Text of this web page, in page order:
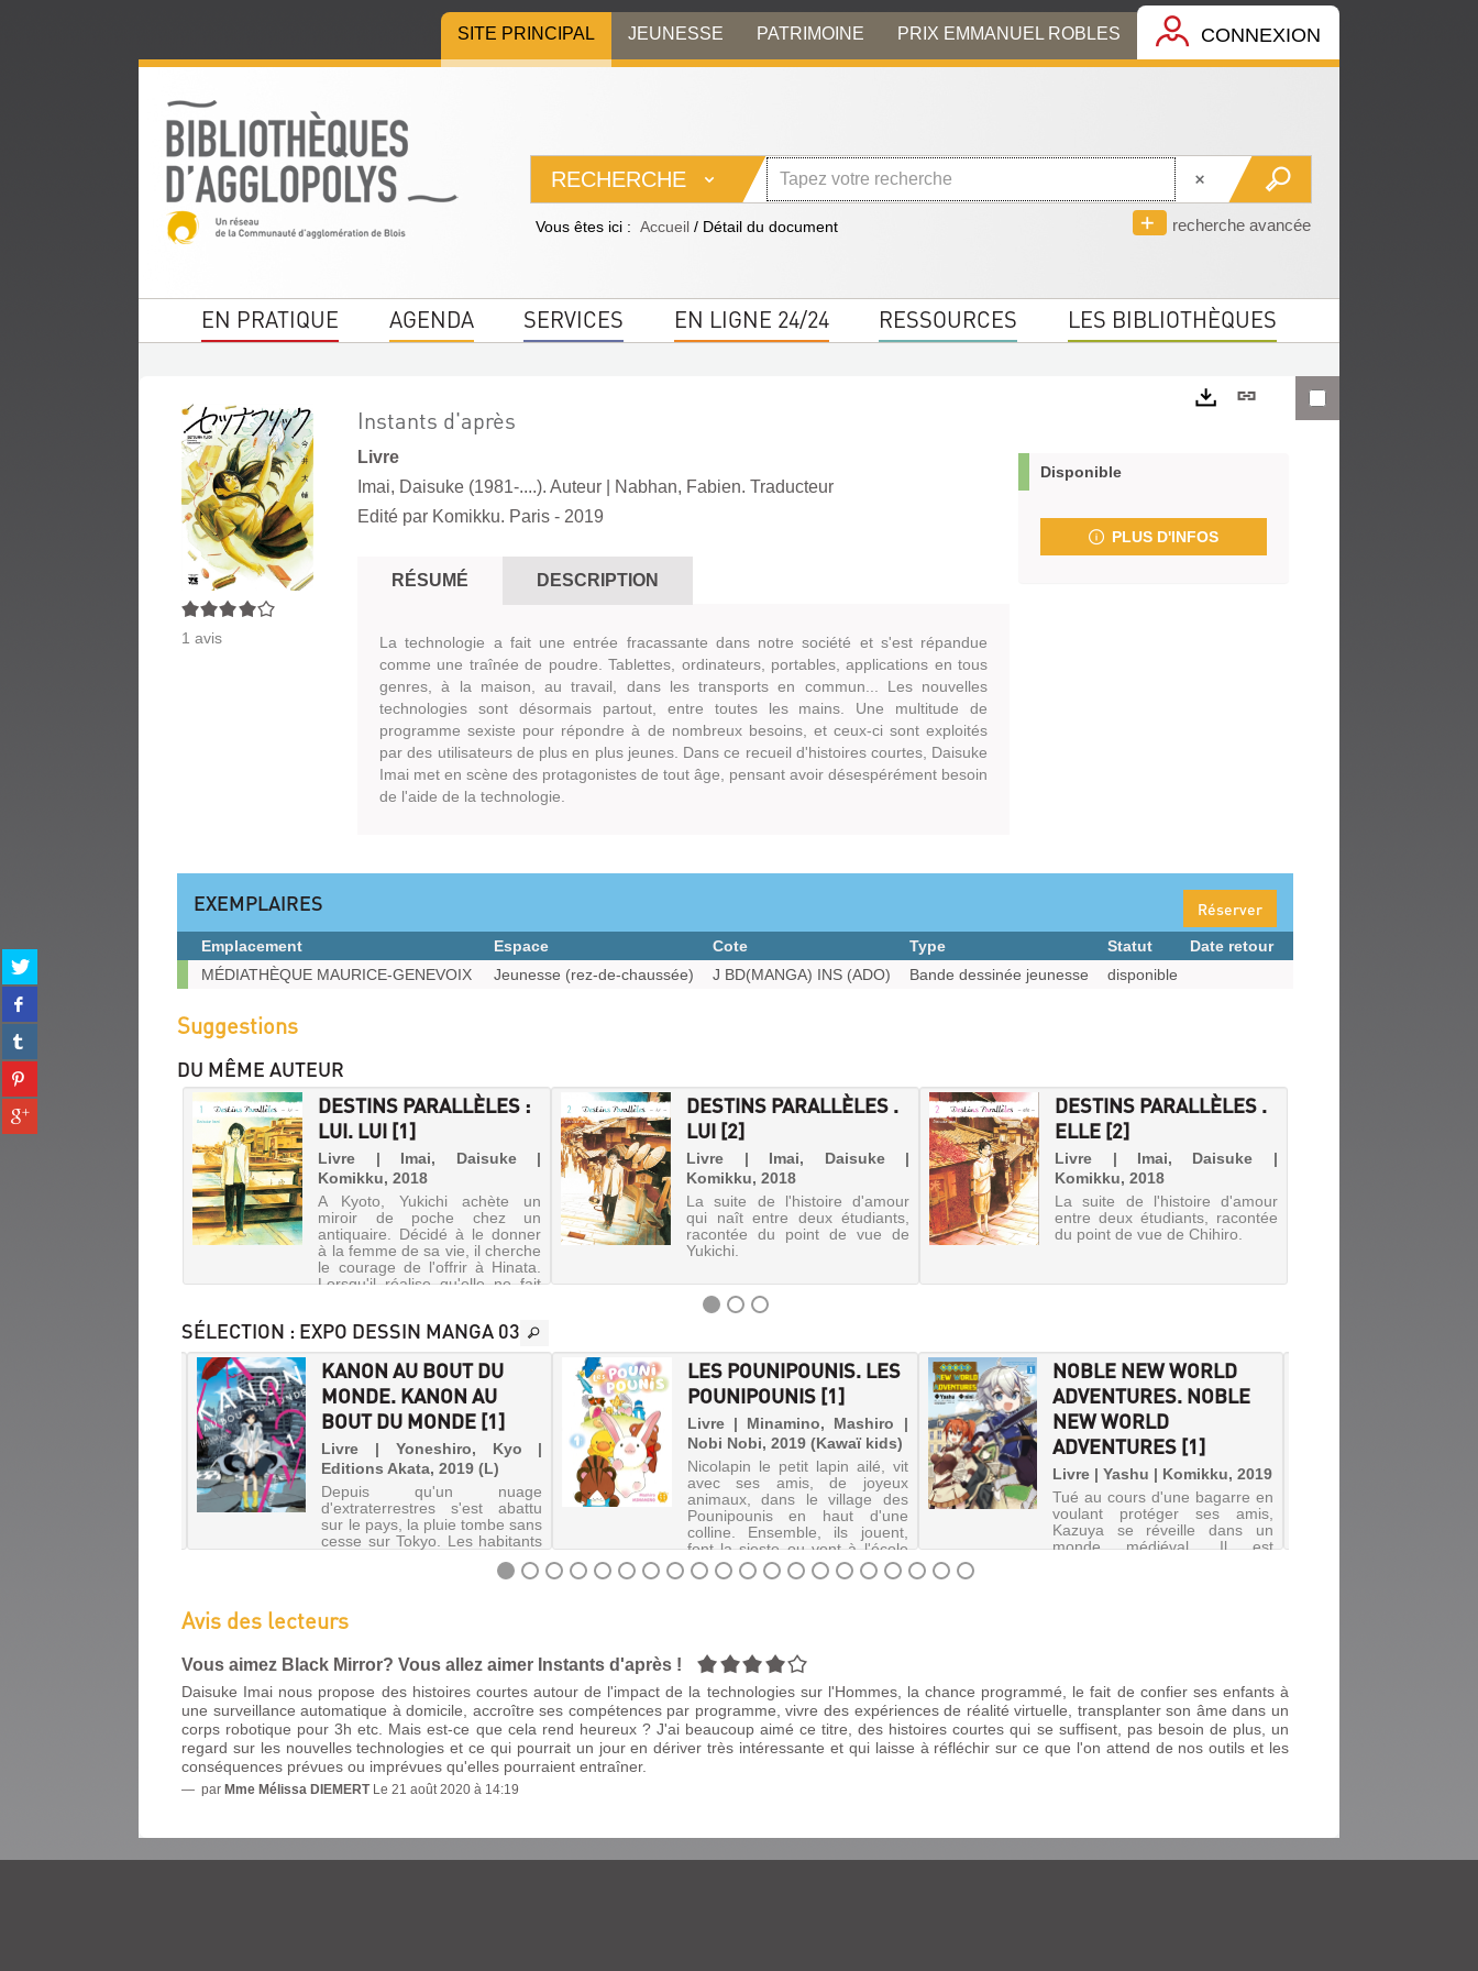
menu
contenu
la
SITE PRINCIPAL JEUNESSE PATRIMOINE PRIX EMMANUEL ROBLES CONNEXION
RECHERCHE
recherche avancée
Vous êtes ici : Accueil / Détail du document
EN PRATIQUE AGENDA SERVICES EN LIGNE 24/24 RESSOURCES LES BIBLIOTHÈQUES
Partager
sur
twitter
(Nouvelle
fenêtre)
Partager
sur
facebook
(Nouvelle
fenêtre)
Partager
sur
tumblr
(Nouvelle
fenêtre)
Partager
sur
pinterest
(Nouvelle
Partager
sur
4/5
1 avis
Instants d'après
Livre
Imai, Daisuke (1981-....). Auteur
Nabhan, Fabien. Traducteur
Edité par Komikku. Paris - 2019
RÉSUMÉ DESCRIPTION
La technologie a fait une entrée fracassante dans notre société et s'est répandue
comme une traînée de poudre. Tablettes, ordinateurs, portables, applications en tous
genres, à la maison, au travail, dans les transports en commun... Les nouvelles
technologies sont désormais partout, entre toutes les mains. Une multitude de
programme sexiste pour répondre à de nombreux besoins, et ceux-ci sont exploités
par des utilisateurs de plus en plus jeunes. Dans ce recueil d'histoires courtes, Daisuke
Imai met en scène des protagonistes de tout âge, pensant avoir désespérément besoin
de l'aide de la technologie.
Lien
Disponible
PLUS D'INFOS
EXEMPLAIRES Réserver
Exemplaires
Emplacement Espace Cote Type Statut
Date retour
MÉDIATHÈQUE MAURICE-GENEVOIX
Jeunesse (rez-de-chaussée) J BD(MANGA) INS (ADO) Bande dessinée jeunesse disponible
Suggestions
DU MÊME AUTEUR
DESTINS PARALLÈLES .
LUI [2]
Livre | Imai, Daisuke |
Komikku, 2018
La suite de l'histoire d'amour
qui naît entre deux étudiants,
racontée du point de vue de
Yukichi.
DESTINS PARALLÈLES .
ELLE [2]
Livre | Imai, Daisuke |
Komikku, 2018
La suite de l'histoire d'amour
entre deux étudiants, racontée
du point de vue de Chihiro.
DESTINS PARALLÈLES :
LUI. LUI [1]
Livre | Imai, Daisuke |
Komikku, 2018
A Kyoto, Yukichi achète un
miroir de poche chez un
antiquaire. Décidé à le donner
à la femme de sa vie, il cherche
le courage de l'offrir à Hinata.
Lorsqu'il réalise qu'elle ne fait
DESTINS
PARALLÈLES
.
LUI
Livre
Daisuke
|
2018
La
suite
de
l'histoire
d'amour
qui
naît
étudiants,
racontée
SÉLECTION : EXPO DESSIN MANGA 03
LES POUNIPOUNIS. LES
POUNIPOUNIS [1]
Livre | Minamino, Mashiro |
Nobi Nobi, 2019 (Kawaï kids)
Nicolapin le petit lapin ailé, vit
avec ses amis, de joyeux
animaux, dans le village des
Pounipounis en haut d'une
colline. Ensemble, ils jouent,
font la sieste ou vont à l'école
et vivent mille aventures.
©Electre 2020
NOBLE NEW WORLD
ADVENTURES. NOBLE
NEW WORLD
ADVENTURES [1]
Livre | Yashu | Komikku, 2019
Tué au cours d'une bagarre en
voulant protéger ses amis,
Kazuya se réveille dans un
monde médiéval. Il est
KANON AU BOUT DU
MONDE. KANON AU
BOUT DU MONDE [1]
Livre | Yoneshiro, Kyo |
Editions Akata, 2019 (L)
Depuis qu'un nuage
d'extraterrestres s'est abattu
sur le pays, la pluie tombe sans
cesse sur Tokyo. Les habitants
sont séparés entre la surface
pour les plus malchanceux et
dans...
LES
POUNIPOUNIS.
LES
POUNIPOUNIS
[1]
Livre
Mashiro
|
Avis des lecteurs
Vous aimez Black Mirror? Vous allez aimer Instants d'après ! 4/5
Daisuke Imai nous propose des histoires courtes autour de l'impact de la technologies sur l'Hommes, la chance programmé, le fait de confier ses enfants à
une surveillance automatique à domicile, accroître ses compétences par programme, vivre des expériences de réalité virtuelle, transplanter son âme dans un
corps robotique pour 3h etc. Mais est-ce que cela rend heureux ? J'ai beaucoup aimé ce titre, des histoires courtes qui se suffisent, pas besoin de plus, un
regard sur les nouvelles technologies et ce qui pourrait un jour en dériver très intéressante et qui laisse à réfléchir sur ce que l'on attend de nos outils et les
conséquences prévues ou imprévues qu'elles pourraient entraîner.
par Mme Mélissa DIEMERTLe 21 août 2020 à 14:19